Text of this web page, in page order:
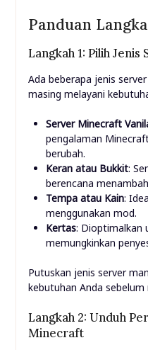
Panduan
Langkah 1: Pilih Jenis
Ada beberapa jenis
masing melayani
Server Minecraft
pengalaman
berubah.
Keran atau Bukkit:
berencana
Tempa atau Kain:
menggunakan mod.
Kertas: Dioptimalkan
memungkinkan
Putuskan jenis server
kebutuhan Anda
Langkah 2: Unduh
Minecraft